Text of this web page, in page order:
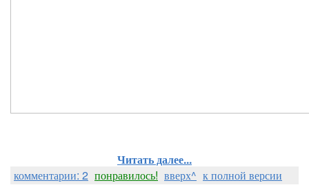
Читать далее...
комментарии: 2 понравилось! вверх^ к полной версии